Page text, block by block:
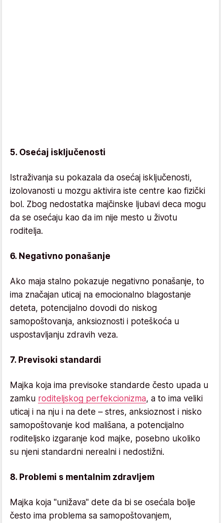
5. Osećaj isključenosti
Istraživanja su pokazala da osećaj isključenosti,
izolovanosti u mozgu aktivira iste centre kao fizički
bol. Zbog nedostatka majčinske ljubavi deca mogu
da se osećaju kao da im nije mesto u životu
roditelja.
6. Negativno ponašanje
Ako maja stalno pokazuje negativno ponašanje, to
ima značajan uticaj na emocionalno blagostanje
deteta, potencijalno dovodi do niskog
samopoštovanja, anksioznosti i poteškoća u
uspostavljanju zdravih veza.
7. Previsoki standardi
Majka koja ima previsoke standarde često upada u
zamku roditeljskog perfekcionizma, a to ima veliki
uticaj i na nju i na dete – stres, anksioznost i nisko
samopoštovanje kod mališana, a potencijalno
roditeljsko izgaranje kod majke, posebno ukoliko
su njeni standardni nerealni i nedostižni.
8. Problemi s mentalnim zdravljem
Majka koja "unižava" dete da bi se osećala bolje
često ima problema sa samopoštovanjem,